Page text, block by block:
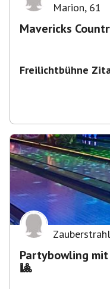
Marion, 61
Freilichtbühne
Zauberstrahl
Partybowling
🎱